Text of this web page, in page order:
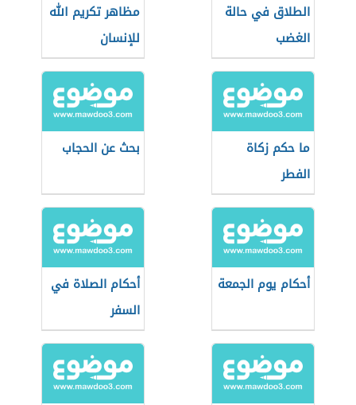
الطلاق في حالة
الغضب
مظاهر تكريم الله
للإنسان
ما حكم زكاة
الفطر
بحث عن الحجاب
أحكام يوم الجمعة
أحكام الصلاة في
السفر